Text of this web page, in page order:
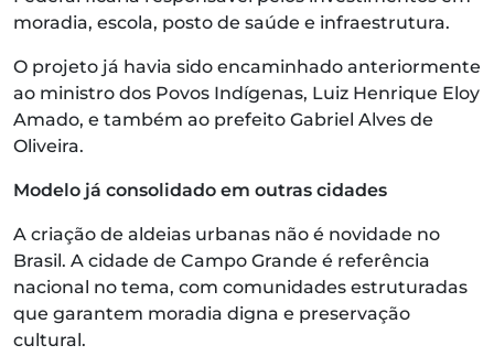
moradia, escola, posto de saúde e infraestrutura.
O projeto já havia sido encaminhado anteriormente
ao ministro dos Povos Indígenas, Luiz Henrique Eloy
Amado, e também ao prefeito Gabriel Alves de
Oliveira.
Modelo já consolidado em outras cidades
A criação de aldeias urbanas não é novidade no
Brasil. A cidade de Campo Grande é referência
nacional no tema, com comunidades estruturadas
que garantem moradia digna e preservação
cultural.